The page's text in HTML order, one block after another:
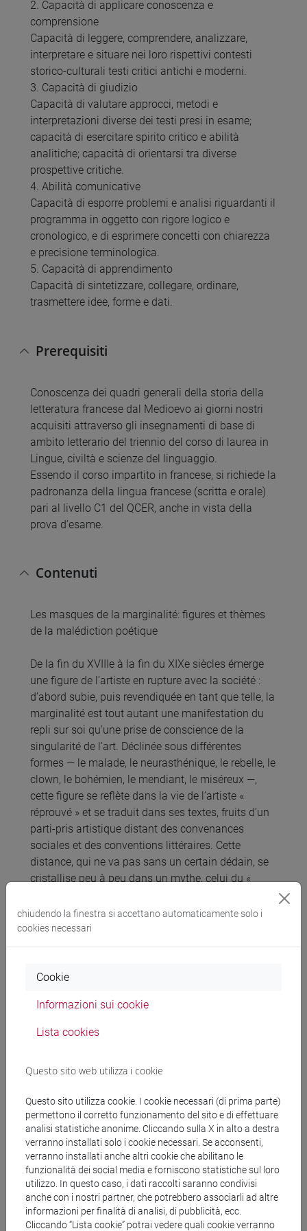
2. Capacità di applicare conoscenza e
comprensione
Capacità di leggere, comprendere, analizzare,
interpretare e situare nei loro rispettivi contesti
storico-culturali testi critici antichi e moderni.
3. Capacità di giudizio
Capacità di valutare approcci, metodi e
interpretazioni diverse dei testi presi in esame;
capacità di esercitare spirito critico e abilità
analitiche; capacità di orientarsi tra diverse
prospettive critiche.
4. Abilità comunicative
Capacità di esporre problemi e analisi riguardanti il
programma in oggetto con rigore logico e
cronologico, e di esprimere concetti con chiarezza
e precisione terminologica.
5. Capacità di apprendimento
Capacità di sintetizzare, collegare, ordinare,
trasmettere idee, forme e dati.
Prerequisiti
Conoscenza dei quadri generali della storia della
letteratura francese dal Medioevo ai giorni nostri
acquisiti attraverso gli insegnamenti di base di
ambito letterario del triennio del corso di laurea in
Lingue, civiltà e scienze del linguaggio.
Essendo il corso impartito in francese, si richiede la
padronanza della lingua francese (scritta e orale)
pari al livello C1 del QCER, anche in vista della
prova d’esame.
Contenuti
Les masques de la marginalité: figures et thèmes
de la malédiction poétique
De la fin du XVIIIe à la fin du XIXe siècles émerge
une figure de l’artiste en rupture avec la société :
d’abord subie, puis revendiquée en tant que telle, la
marginalité est tout autant une manifestation du
repli sur soi qu’une prise de conscience de la
singularité de l’art. Déclinée sous différentes
formes — le malade, le neurasthénique, le rebelle, le
clown, le bohémien, le mendiant, le miséreux —,
cette figure se reflète dans la vie de l’artiste «
réprouvé » et se traduit dans ses textes, fruits d’un
parti-pris artistique distant des convenances
sociales et des conventions littéraires. Cette
distance, qui ne va pas sans un certain dédain, se
cristallise peu à peu dans un mythe, celui du «
Notre cours se propose d’étudier les tenants et les
aboutissants de la « malédiction littéraire » dans
ses différentes articulations : de la posture
dans ses œuvres, de son rapport conflictuel avec la
arrêterons ainsi sur les notions de rupture,
d’originalité et d’autonomie dans l’exercice de la
contemporain.
Testi di riferimento
SOURCES PRIMAIRES
Gilbert, Le Génie aux prises avec la fortune, ou le
poète malheureux (1772)
chiudendo la finestra si accettano automaticamente solo i
cookies necessari
Cookie
Informazioni sui cookie
Lista cookies
Questo sito web utilizza i cookie
Questo sito utilizza cookie. I cookie necessari (di prima parte)
permettono il corretto funzionamento del sito e di effettuare
analisi statistiche anonime. Cliccando sulla X in alto a destra
verranno installati solo i cookie necessari. Se acconsenti,
verranno installati anche altri cookie che abilitano le
funzionalità dei social media e forniscono statistiche sul loro
utilizzo. In questo caso, i dati raccolti saranno condivisi
anche con i nostri partner, che potrebbero associarli ad altre
informazioni per finalità di analisi, di pubblicità, ecc.
Cliccando “Lista cookie” potrai vedere quali cookie verranno